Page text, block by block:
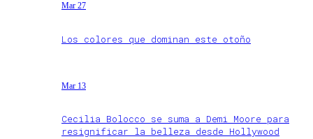
Mar 27
Los colores que dominan este otoño
Mar 13
Cecilia Bolocco se suma a Demi Moore para
resignificar la belleza desde Hollywood